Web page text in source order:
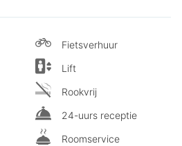
Fietsverhuur
Lift
Rookvrij
24-uurs receptie
Roomservice